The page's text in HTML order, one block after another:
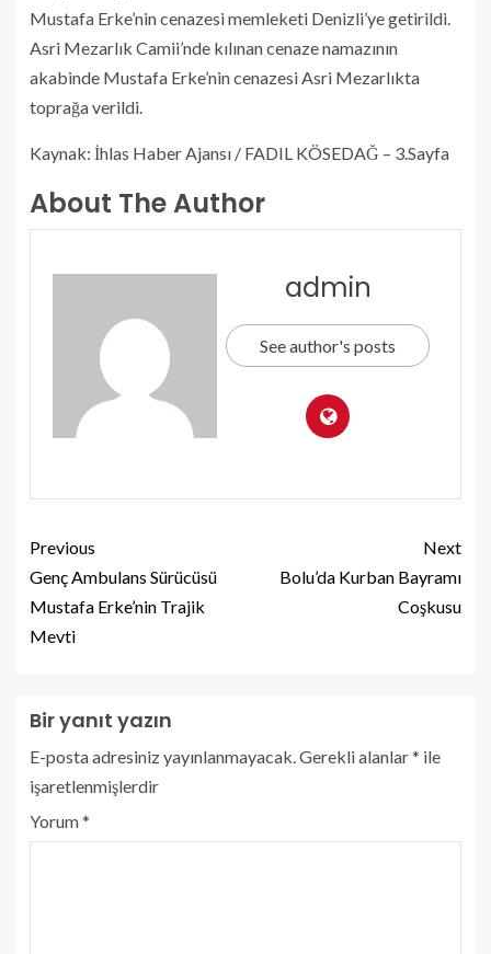
Mustafa Erke’nin cenazesi memleketi Denizli’ye getirildi.
Asri Mezarlık Camii’nde kılınan cenaze namazının
akabinde Mustafa Erke’nin cenazesi Asri Mezarlıkta
toprağa verildi.
Kaynak: İhlas Haber Ajansı / FADIL KÖSEDAĞ – 3.Sayfa
About The Author
admin
See author's posts
Previous
Genç Ambulans Sürücüsü
Mustafa Erke’nin Trajik
Mevti
Next
Bolu’da Kurban Bayramı
Coşkusu
Bir yanıt yazın
E-posta adresiniz yayınlanmayacak.Gerekli alanlar* ile
işaretlenmişlerdir
Yorum*